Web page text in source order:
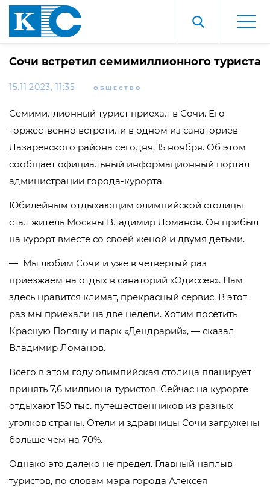
Сочи встретил семимиллионного туриста
15.11.2023, 11:35 ОБЩЕСТВО
Семимиллионный турист приехал в Сочи. Его
торжественно встретили в одном из санаториев
Лазаревского района сегодня, 15 ноября. Об этом
сообщает официальный информационный портал
администрации города-курорта.
Юбилейным отдыхающим олимпийской столицы
стал житель Москвы Владимир Ломанов. Он прибыл
на курорт вместе со своей женой и двумя детьми.
— Мы любим Сочи и уже в четвертый раз
приезжаем на отдых в санаторий «Одиссея». Нам
здесь нравится климат, прекрасный сервис. В этот
раз мы приехали на две недели. Хотим посетить
Красную Поляну и парк «Дендрарий», — сказал
Владимир Ломанов.
Всего в этом году олимпийская столица планирует
принять 7,6 миллиона туристов. Сейчас на курорте
отдыхают 150 тыс. путешественников из разных
уголков страны. Отели и здравницы Сочи загружены
больше чем на 70%.
Однако это далеко не предел. Главный наплыв
туристов, по словам мэра города Алексея